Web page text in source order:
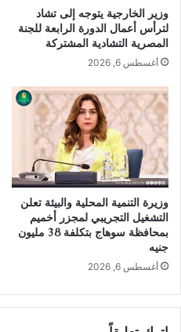
وزير الخارجية يتوجه إلى تشاد
لترأس أعمال الدورة الرابعة للجنة
المصرية التشادية المشتركة
أغسطس 6, 2026
وزيرة التنمية المحلية والبيئة تعلن
التشغيل التجريبي لمجزر أخميم
بمحافظة سوهاج بتكلفة 38 مليون
جنيه
أغسطس 6, 2026